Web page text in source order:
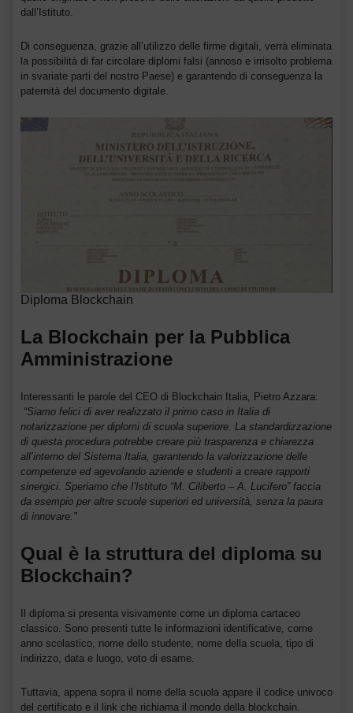
dall’Istituto.
Di conseguenza, grazie all’utilizzo delle firme digitali, verrà eliminata
la possibilità di far circolare diplomi falsi (annoso e irrisolto problema
in svariate parti del nostro Paese) e garantendo di conseguenza la
paternità del documento digitale.
Diploma Blockchain
La Blockchain per la Pubblica
Amministrazione
Interessanti le parole del CEO di Blockchain Italia, Pietro Azzara:
“Siamo felici di aver realizzato il primo caso in Italia di
notarizzazione per diplomi di scuola superiore. La standardizzazione
di questa procedura potrebbe creare più trasparenza e chiarezza
all’interno del Sistema Italia, garantendo la valorizzazione delle
competenze ed agevolando aziende e studenti a creare rapporti
sinergici. Speriamo che l’Istituto “M. Ciliberto – A. Lucifero” faccia
da esempio per altre scuole superiori ed università, senza la paura
di innovare.”
Qual è la struttura del diploma su
Blockchain?
Il diploma si presenta visivamente come un diploma cartaceo
classico. Sono presenti tutte le informazioni identificative, come
anno scolastico, nome dello studente, nome della scuola, tipo di
indirizzo, data e luogo, voto di esame.
Tuttavia, appena sopra il nome della scuola appare il codice univoco
del certificato e il link che richiama il mondo della blockchain.